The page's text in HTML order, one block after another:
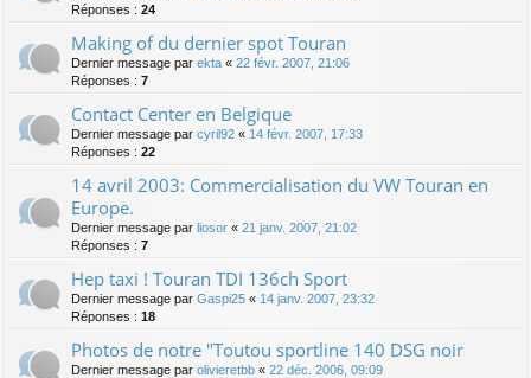
Réponses : 24
Making of du dernier spot Touran
Dernier message par ekta « 22 févr. 2007, 21:06
Réponses : 7
Contact Center en Belgique
Dernier message par cyril92 « 14 févr. 2007, 17:33
Réponses : 22
14 avril 2003: Commercialisation du VW Touran en
Europe.
Dernier message par liosor « 21 janv. 2007, 21:02
Réponses : 7
Hep taxi ! Touran TDI 136ch Sport
Dernier message par Gaspi25 « 14 janv. 2007, 23:32
Réponses : 18
Photos de notre "Toutou sportline 140 DSG noir
Dernier message par olivieretbb « 22 déc. 2006, 09:09